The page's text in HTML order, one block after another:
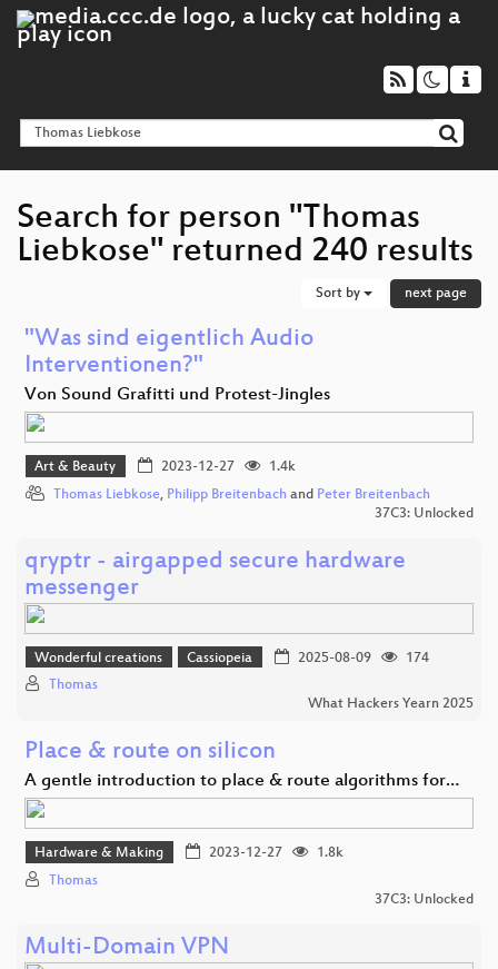
Search for person "Thomas
Liebkose" returned 240 results
Sort by next page
"Was sind eigentlich Audio
Interventionen?"
Von Sound Grafitti und Protest-Jingles
Art & Beauty 2023-12-27
1.4k
Thomas Liebkose, Philipp Breitenbach and Peter Breitenbach
37C3: Unlocked
qryptr - airgapped secure hardware
messenger
Wonderful creations Cassiopeia 2025-08-09
174
Thomas
What Hackers Yearn 2025
Place & route on silicon
A gentle introduction to place & route algorithms for…
Hardware & Making 2023-12-27
1.8k
Thomas
37C3: Unlocked
Multi-Domain VPN